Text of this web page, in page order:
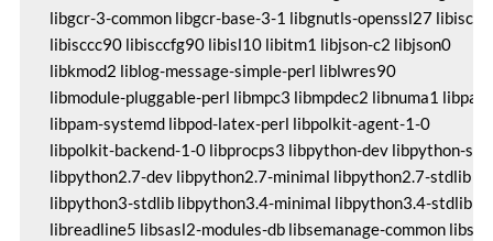
libgcr-3-common libgcr-base-3-1 libgnutls-openssl27 libisc95
libisccc90 libisccfg90 libisl10 libitm1 libjson-c2 libjson0
libkmod2 liblog-message-simple-perl liblwres90
libmodule-pluggable-perl libmpc3 libmpdec2 libnuma1
libpam-systemd libpod-latex-perl libpolkit-agent-1-0
libpolkit-backend-1-0 libprocps3 libpython-dev libpython-
libpython2.7-dev libpython2.7-minimal libpython2.7-stdlib
libpython3-stdlib libpython3.4-minimal libpython3.4-stdlib
libreadline5 libsasl2-modules-db libsemanage-common